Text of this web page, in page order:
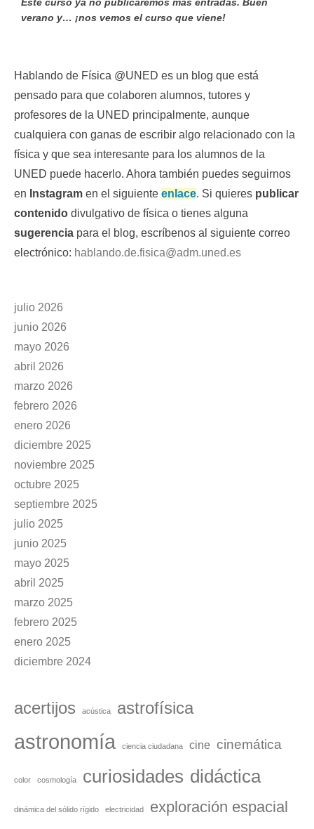
verano y… ¡nos vemos el curso que viene!
Hablando de Física @UNED es un blog que está
pensado para que colaboren alumnos, tutores y
profesores de la UNED principalmente, aunque
cualquiera con ganas de escribir algo relacionado con la
física y que sea interesante para los alumnos de la
UNED puede hacerlo. Ahora también puedes seguirnos
en Instagram en el siguiente enlace. Si quieres publicar
contenido divulgativo de física o tienes alguna
sugerencia para el blog, escríbenos al siguiente correo
electrónico: hablando.de.fisica@adm.uned.es
julio 2026
junio 2026
mayo 2026
abril 2026
marzo 2026
febrero 2026
enero 2026
diciembre 2025
noviembre 2025
octubre 2025
septiembre 2025
julio 2025
junio 2025
mayo 2025
abril 2025
marzo 2025
febrero 2025
enero 2025
diciembre 2024
acertijos acústica astrofísica
astronomía ciencia ciudadana cine cinemática
color cosmología curiosidades didáctica
dinámica del sólido rígido electricidad exploración espacial